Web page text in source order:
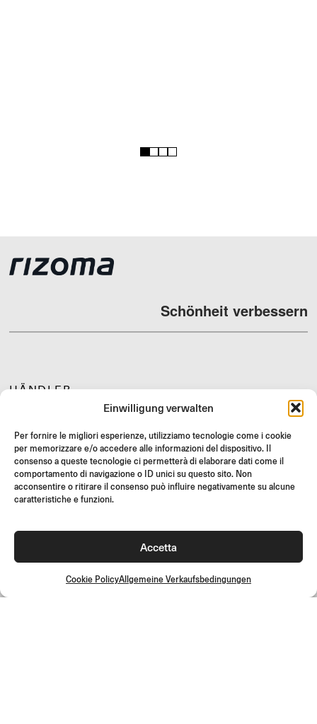
Einwilligung verwalten
Per fornire le migliori esperienze, utilizziamo tecnologie come i cookie
per memorizzare e/o accedere alle informazioni del dispositivo. Il
consenso a queste tecnologie ci permetterà di elaborare dati come il
comportamento di navigazione o ID unici su questo sito. Non
acconsentire o ritirare il consenso può influire negativamente su alcune
caratteristiche e funzioni.
Accetta
Cookie PolicyAllgemeine Verkaufsbedingungen
1 2 3 4
Schönheit verbessern
HÄNDLER
SUPPORT & FAQ
RÜCKGABE
MONTAGEANLEITUNG
GIFT CARD
LIMITIERTE ANGEBOTE
Werde Teil der Rizoma-Community und erhalte Zugang zu
exklusiven Inhalten und Sonderangeboten!
Registrieren